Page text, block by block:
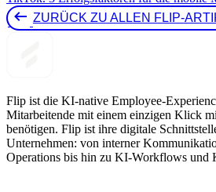
ZURÜCK ZU ALLEN FLIP-
Flip ist die KI-native Employee-
Mitarbeitende mit einem einzigen Klick
benötigen. Flip ist ihre digitale
Unternehmen: von interner
Operations bis hin zu KI-Workflows und